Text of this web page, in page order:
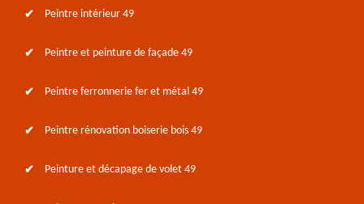
Peintre intérieur 49
Peintre et peinture de façade 49
Peintre ferronnerie fer et métal 49
Peintre rénovation boiserie bois 49
Peinture et décapage de volet 49